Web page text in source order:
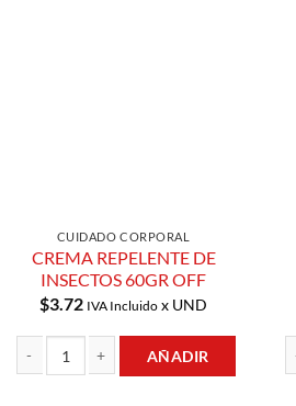
CUIDADO CORPORAL
CREMA REPELENTE DE
INSECTOS 60GR OFF
$3.72 IVA Incluido x UND
AÑADIR